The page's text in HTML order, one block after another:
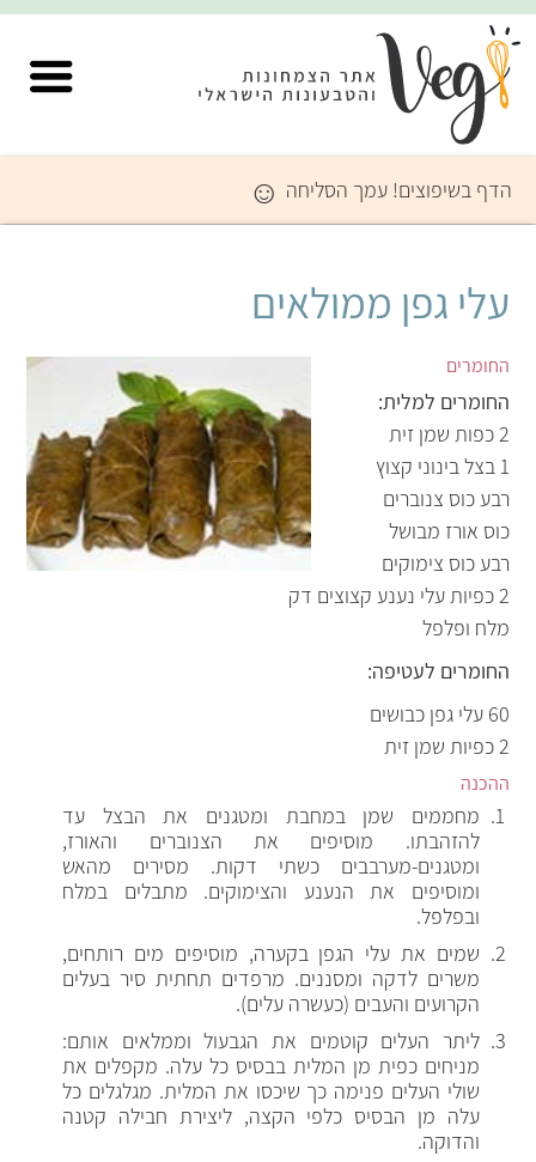
הדף בשיפוצים! עמך הסליחה ☺
עלי גפן ממולאים
החומרים
החומרים למלית:
2 כפות שמן זית
1 בצל בינוני קצוץ
רבע כוס צנוברים
כוס אורז מבושל
רבע כוס צימוקים
2 כפיות עלי נענע קצוצים דק
מלח ופלפל
החומרים לעטיפה:
60 עלי גפן כבושים
2 כפיות שמן זית
ההכנה
מחממים שמן במחבת ומטגנים את הבצל עד
להזהבתו. מוסיפים את הצנוברים והאורז,
ומטגנים-מערבבים כשתי דקות. מסירים מהאש
ומוסיפים את הנענע והצימוקים. מתבלים במלח
ובפלפל.
שמים את עלי הגפן בקערה, מוסיפים מים רותחים,
משרים לדקה ומסננים. מרפדים תחתית סיר בעלים
הקרועים והעבים (כעשרה עלים).
ליתר העלים קוטמים את הגבעול וממלאים אותם:
מניחים כפית מן המלית בבסיס כל עלה. מקפלים את
שולי העלים פנימה כך שיכסו את המלית. מגלגלים כל
עלה מן הבסיס כלפי הקצה, ליצירת חבילה קטנה
והדוקה.